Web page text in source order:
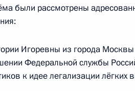
пятница
данные по результатам
Государственного
федеральному округу
были рассмотрены
Игоревны из города
Федеральной службы
к идее легализации лёгких